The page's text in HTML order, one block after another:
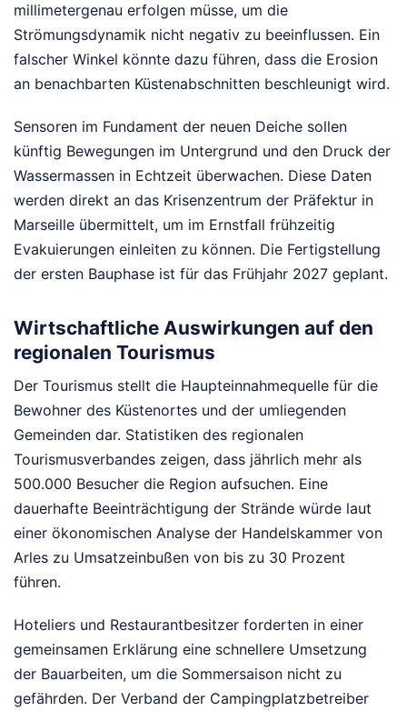
millimetergenau erfolgen müsse, um die
Strömungsdynamik nicht negativ zu beeinflussen. Ein
falscher Winkel könnte dazu führen, dass die Erosion
an benachbarten Küstenabschnitten beschleunigt wird.
Sensoren im Fundament der neuen Deiche sollen
künftig Bewegungen im Untergrund und den Druck der
Wassermassen in Echtzeit überwachen. Diese Daten
werden direkt an das Krisenzentrum der Präfektur in
Marseille übermittelt, um im Ernstfall frühzeitig
Evakuierungen einleiten zu können. Die Fertigstellung
der ersten Bauphase ist für das Frühjahr 2027 geplant.
Wirtschaftliche Auswirkungen auf den
regionalen Tourismus
Der Tourismus stellt die Haupteinnahmequelle für die
Bewohner des Küstenortes und der umliegenden
Gemeinden dar. Statistiken des regionalen
Tourismusverbandes zeigen, dass jährlich mehr als
500.000 Besucher die Region aufsuchen. Eine
dauerhafte Beeinträchtigung der Strände würde laut
einer ökonomischen Analyse der Handelskammer von
Arles zu Umsatzeinbußen von bis zu 30 Prozent
führen.
Hoteliers und Restaurantbesitzer forderten in einer
gemeinsamen Erklärung eine schnellere Umsetzung
der Bauarbeiten, um die Sommersaison nicht zu
gefährden. Der Verband der Campingplatzbetreiber